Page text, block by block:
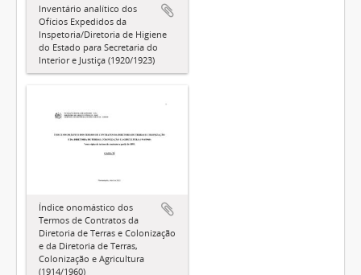
Inventário analítico dos
Ofícios Expedidos da
Inspetoria/Diretoria de Higiene
do Estado para Secretaria do
Interior e Justiça (1920/1923)
Índice onomástico dos
Termos de Contratos da
Diretoria de Terras e Colonização
e da Diretoria de Terras,
Colonização e Agricultura
(1914/1960)